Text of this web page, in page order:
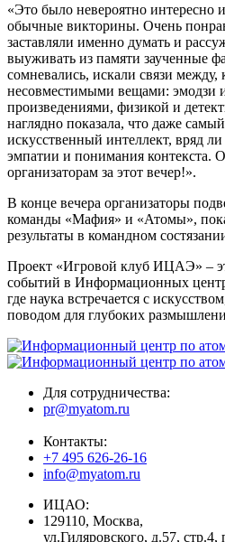
«Это было невероятно интересно
обычные викторины. Очень
заставляли именно думать и
выуживать из памяти заученные
сомневались, искали связи между,
несовместимыми вещами: эмодзи
произведениями, физикой и
наглядно показала, что даже
искусственный интеллект, вряд
эмпатии и понимания контекста.
организаторам за этот вечер!».
В конце вечера организаторы
команды «Мафия» и «Атомы»,
результаты в командном
Проект «Игровой клуб ИЦАЭ» –
событий в Информационных
где наука встречается с
поводом для глубоких
Для сотрудничества:
pr@myatom.ru
Контакты:
+7 495 626-26-16
info@myatom.ru
ИЦАО:
129110, Москва,
ул.Гиляровского, д.57,